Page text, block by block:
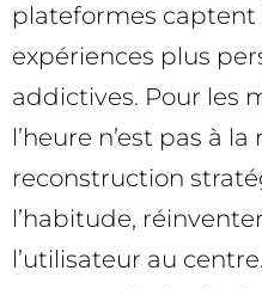
plateformes captent
expériences plus
addictives. Pour les
l’heure n’est pas à
reconstruction
l’habitude,
l’utilisateur au